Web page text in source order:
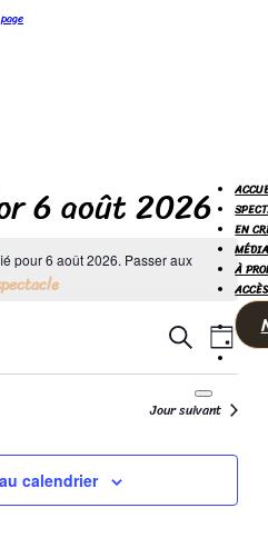
EN
À
6 août 2026
pour 6 août 2026. Passer aux
et
de
vues
Recherche
de
Jour
Jour suivant
calendrier